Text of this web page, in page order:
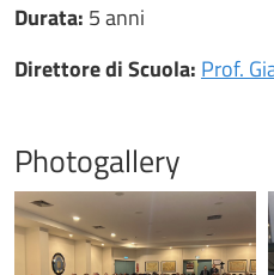
Durata: 5 anni
Direttore di Scuola: Prof.
Photogallery